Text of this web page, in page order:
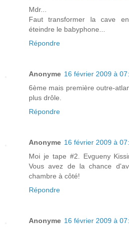
Mdr...
Faut transformer la cave
éteindre le babyphone...
Répondre
Anonyme 16 février 2009 à
6ème mais première outre-
plus drôle.
Répondre
Anonyme 16 février 2009 à
Moi je tape #2. Evgueny
Vous avez de la chance
chambre à côté!
Répondre
Anonyme 16 février 2009 à